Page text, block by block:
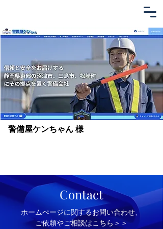
警備屋ケンちゃん 様
Contact
​ホームぺージに関するお問い合わせ、
ご依頼やご相談はこちら＞＞